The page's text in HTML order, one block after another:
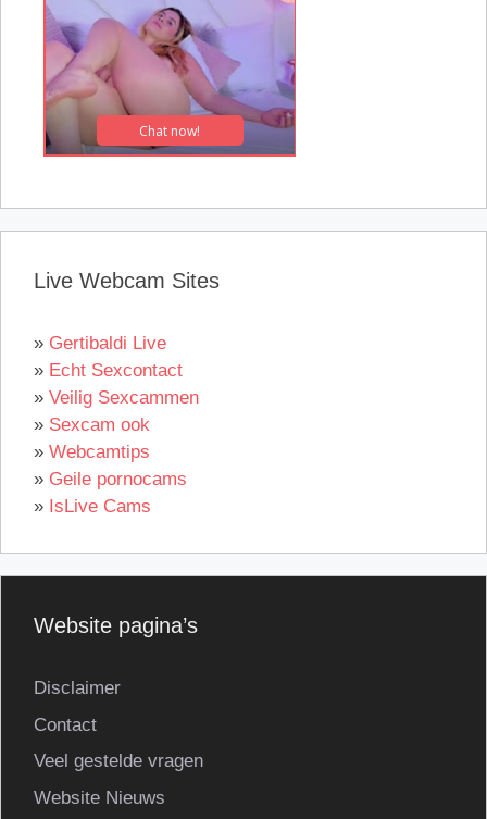
Live Webcam Sites
» Gertibaldi Live
» Echt Sexcontact
» Veilig Sexcammen
» Sexcam ook
» Webcamtips
» Geile pornocams
» IsLive Cams
Website pagina’s
Disclaimer
Contact
Veel gestelde vragen
Website Nieuws